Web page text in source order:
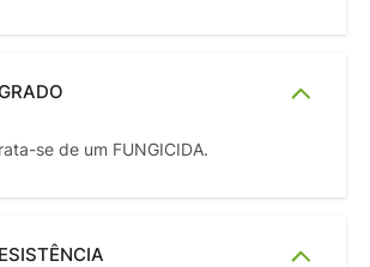
se de um FUNGICIDA.